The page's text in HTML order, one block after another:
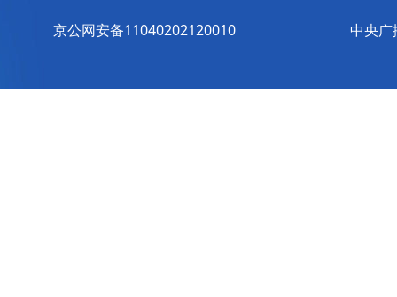
京公网安备11040202120010 中央广